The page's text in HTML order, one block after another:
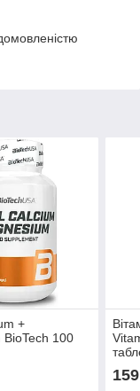
+
BioTech 100
159